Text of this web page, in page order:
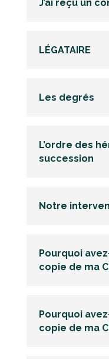
J’ai reçu un
LÉGATAIRE
Les degrés
L’ordre des
succession
Notre
Pourquoi
copie de ma
Pourquoi
copie de ma